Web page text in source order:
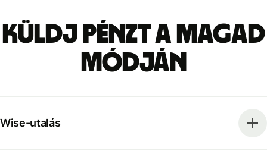
Küldj pénzt a magad
módján
Wise-utalás